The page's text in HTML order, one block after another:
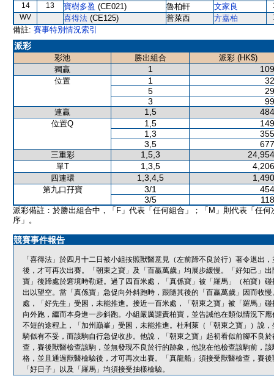
14
13 寶樹多盈 (CE021) 魯柏軒 文家良
WV
喜得法 (CE125) 普萊西 方嘉柏
備註: 賽事特別情況索引
派彩
彩池 勝出組合
派彩 (HK$)
獨贏
1
位置 1
5
3
連贏 1,5
位置Q 1,5
1,3
3,5
三重彩 1,5,3
單T 1,3,5
四連環 1,3,4,5
第九口孖寶 3/1
3/5
派彩備註：於勝出組合中，「F」代表「任何組合」；「M」則代表「任何
序」。
競賽事件報告
「喜得法」於四月十二日被小組按照獸醫意見（左前蹄不良於行）著令退出
後，才可再次出賽。「朝東之寶」及「百贏萬歲」均展步緩慢。「好知己」
寶」後蹄處於窘境時勒避。過了四百米處，「真係寶」被「羅馬」（柏寶）
出以望空。當「真係寶」急促向外斜跑時，跟隨其後的「百贏萬歲」因而收
處，「好先生」受困，未能推進。接近一百米處，「朝東之寶」被「羅馬」
向外跑，繼而本身進一步斜跑。小組嚴厲譴責柏寶，並告誡他在類似情況下
不短的途程上，「加州巔峯」受困，未能推進。杜利萊（「朝東之寶」）說
騎似有不妥，而該駒自行急促收步。他說，「朝東之寶」起初看似前腳不良
查，賽後獸醫檢查該駒，並無發現不良於行的跡象，他說在他檢查該駒前，
格，並且通過獸醫檢驗後，才可再次出賽。「真龍船」須接受獸醫檢查，賽
「好日子」以及「羅馬」均須接受抽樣檢驗。